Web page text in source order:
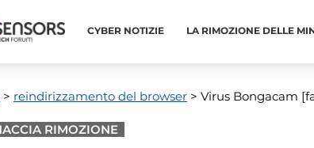
CYBER ​​NOTIZIE LA RIMOZIONE DELLE
> reindirizzamento del browser > Virus Bongacam
RIMOZIONE